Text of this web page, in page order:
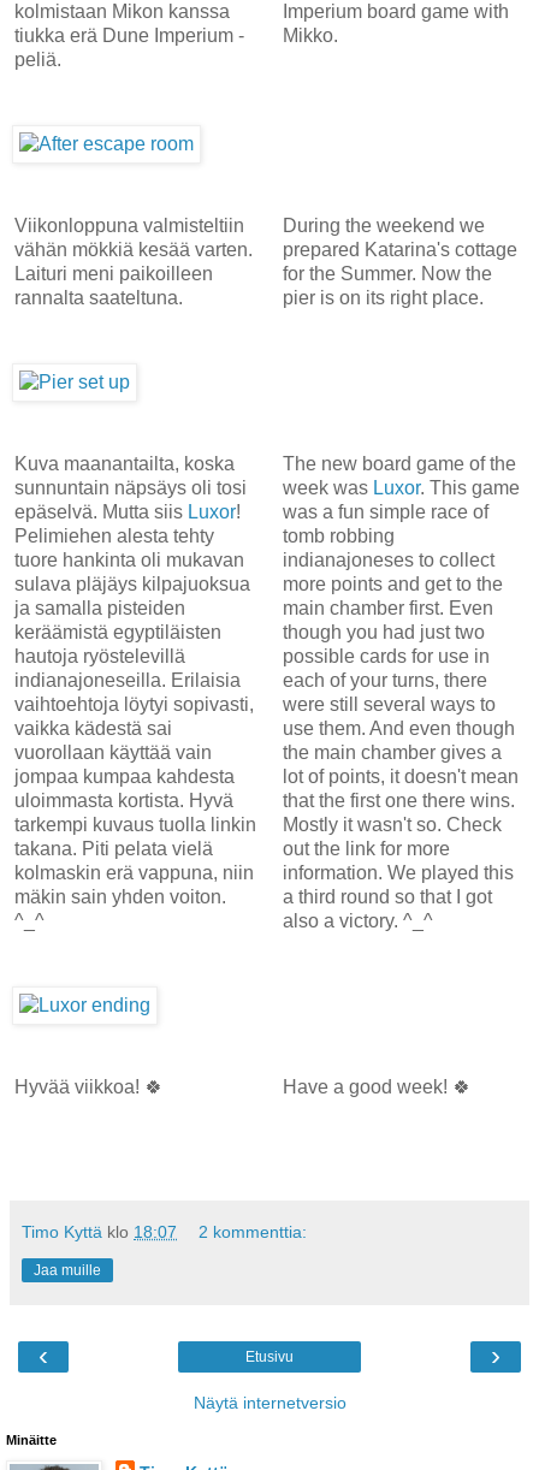
kolmistaan Mikon kanssa
tiukka erä Dune Imperium -
peliä.
Imperium board game with
Mikko.
Viikonloppuna valmisteltiin
vähän mökkiä kesää varten.
Laituri meni paikoilleen
rannalta saateltuna.
During the weekend we
prepared Katarina's cottage
for the Summer. Now the
pier is on its right place.
Kuva maanantailta, koska
sunnuntain näpsäys oli tosi
epäselvä. Mutta siis Luxor!
Pelimiehen alesta tehty
tuore hankinta oli mukavan
sulava pläjäys kilpajuoksua
ja samalla pisteiden
keräämistä egyptiläisten
hautoja ryöstelevillä
indianajoneseilla. Erilaisia
vaihtoehtoja löytyi sopivasti,
vaikka kädestä sai
vuorollaan käyttää vain
jompaa kumpaa kahdesta
uloimmasta kortista. Hyvä
tarkempi kuvaus tuolla linkin
takana. Piti pelata vielä
kolmaskin erä vappuna, niin
mäkin sain yhden voiton.
^_^
The new board game of the
week was Luxor. This game
was a fun simple race of
tomb robbing
indianajoneses to collect
more points and get to the
main chamber first. Even
though you had just two
possible cards for use in
each of your turns, there
were still several ways to
use them. And even though
the main chamber gives a
lot of points, it doesn't mean
that the first one there wins.
Mostly it wasn't so. Check
out the link for more
information. We played this
a third round so that I got
also a victory. ^_^
Hyvää viikkoa! 🍀 Have a good week! 🍀
Timo Kyttä klo 18:07 2 kommenttia:
Jaa muille
‹ ›
Etusivu
Näytä internetversio
Minäitte